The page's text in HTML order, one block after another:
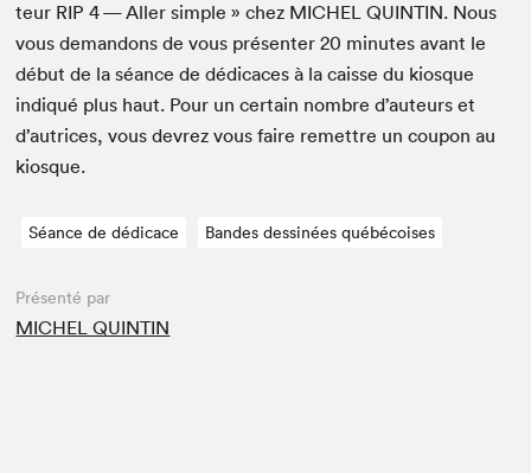
teur RIP 4— Aller sim­ple » chez MICHEL QUINTIN. Nous
vous deman­dons de vous présen­ter20 min­utes avant le
début de la séance de dédi­caces à la caisse du kiosque
indiqué plus haut. Pour un cer­tain nom­bre d’auteurs et
d’autrices, vous devrez vous faire remet­tre un coupon au
kiosque.
Séance de dédicace Bandes dessinées québécoises
Présenté par
MICHEL QUINTIN